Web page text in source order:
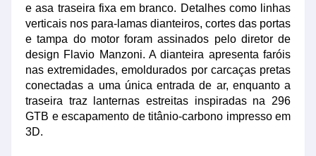
e asa traseira fixa em branco. Detalhes como linhas
verticais nos para-lamas dianteiros, cortes das portas
e tampa do motor foram assinados pelo diretor de
design Flavio Manzoni. A dianteira apresenta faróis
nas extremidades, emoldurados por carcaças pretas
conectadas a uma única entrada de ar, enquanto a
traseira traz lanternas estreitas inspiradas na 296
GTB e escapamento de titânio-carbono impresso em
3D.